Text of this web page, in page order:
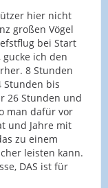
hier nicht
großen Vögel
bei Start
ich den
8 Stunden
Stunden bis
26 Stunden und
man dafür vor
und Jahre mit
zu einem
leisten kann.
DAS ist für